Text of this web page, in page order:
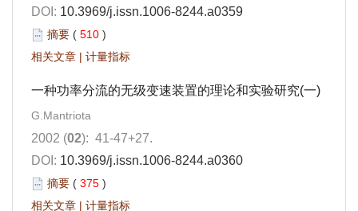
DOI: 10.3969/j.issn.1006-8244.a0359
摘要 ( 510 )
相关文章 | 计量指标
一种功率分流的无级变速装置的理论和实验研究(一)
G.Mantriota
2002 (02): 41-47+27.
DOI: 10.3969/j.issn.1006-8244.a0360
摘要 ( 375 )
相关文章 | 计量指标